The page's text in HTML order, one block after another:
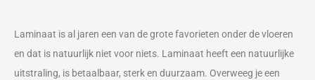
Laminaat is al jaren een van de grote favorieten onder de vloeren
en dat is natuurlijk niet voor niets. Laminaat heeft een natuurlijke
uitstraling, is betaalbaar, sterk en duurzaam. Overweeg je een